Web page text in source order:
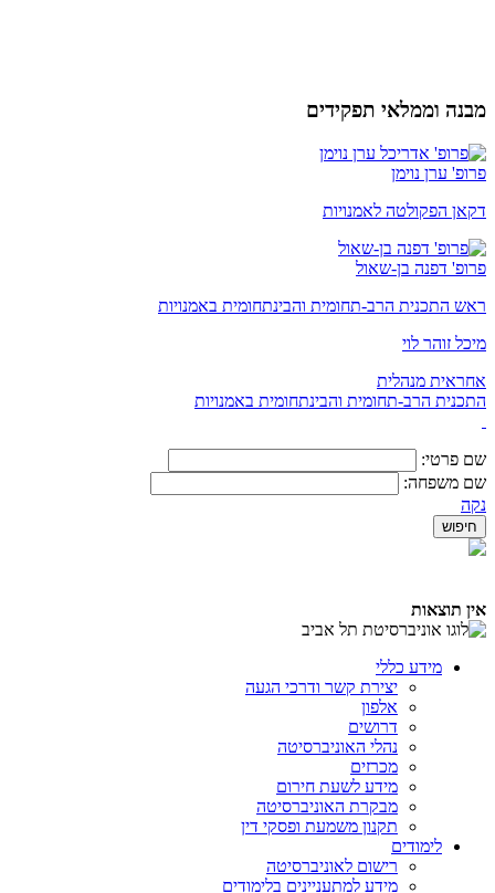
מבנה וממלאי תפקידים
פרופ' ערן נוימן
דקאן הפקולטה לאמנויות
פרופ' דפנה בן-שאול
ראש התכנית הרב-תחומית והבינתחומית באמנויות
מיכל זוהר לוי
אחראית מנהלית
התכנית הרב-תחומית והבינתחומית באמנויות
שם פרטי:
שם משפחה:
נקה
אין תוצאות
מידע כללי
יצירת קשר ודרכי הגעה
אלפון
דרושים
נהלי האוניברסיטה
מכרזים
מידע לשעת חירום
מבקרת האוניברסיטה
תקנון משמעת ופסקי דין
לימודים
רישום לאוניברסיטה
מידע למתעניינים בלימודים